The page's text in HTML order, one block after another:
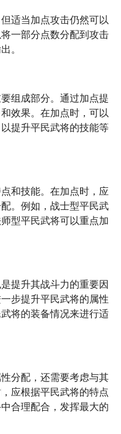
适当加点攻击仍然可以
一部分点数分配到攻击
。
组成部分。通过加点提
效果。在加点时，可以
提升平民武将的技能等
和技能。在加点时，应
。例如，战士型平民武
型平民武将可以重点加
提升其战斗力的重要因
步提升平民武将的属性
将的装备情况来进行适
分配，还需要考虑与其
应根据平民武将的特点
合理配合，发挥最大的